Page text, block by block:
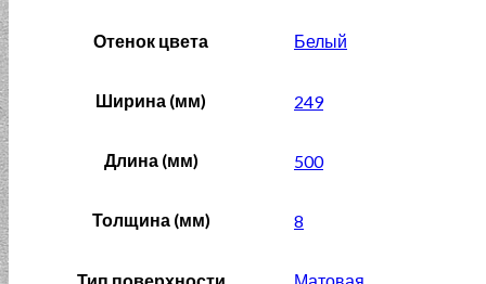
Отенок цвета Белый
Ширина (мм) 249
Длина (мм) 500
Толщина (мм) 8